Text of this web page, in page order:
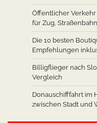
Öffentlicher Verkehr
für Zug,
Die 10 besten
Empfehlungen
Billigflieger nach
Vergleich
Donauschifffahrt im
zwischen Stadt und